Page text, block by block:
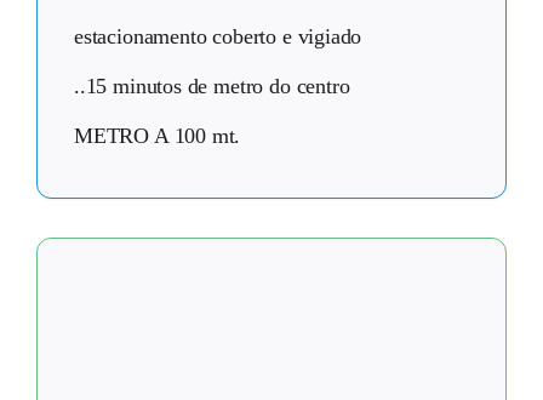
estacionamento coberto e vigiado
..15 minutos de metro do centro
METRO A 100 mt.